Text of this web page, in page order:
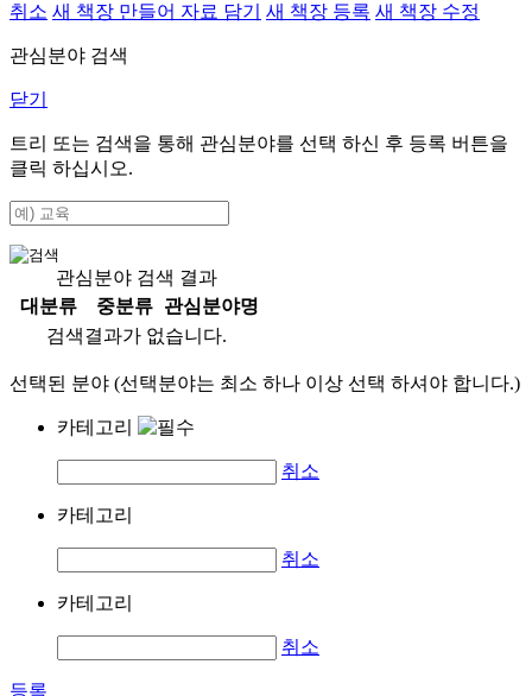
취소 새 책장 만들어 자료 담기 새 책장 등록 새 책장 수정
관심분야 검색
닫기
트리 또는 검색을 통해 관심분야를 선택 하신 후 등록 버튼을
클릭 하십시오.
관심분야 검색 결과
대분류
중분류
관심분야명
검색결과가 없습니다.
선택된 분야 (선택분야는 최소 하나 이상 선택 하셔야 합니다.)
카테고리
취소
카테고리
취소
카테고리
취소
등록